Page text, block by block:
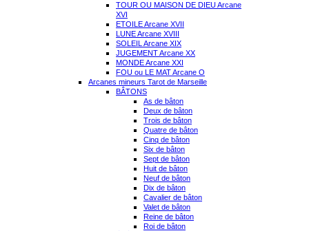
TOUR OU MAISON DE DIEU Arcane
XVI
ETOILE Arcane XVII
LUNE Arcane XVIII
SOLEIL Arcane XIX
JUGEMENT Arcane XX
MONDE Arcane XXI
FOU ou LE MAT Arcane O
Arcanes mineurs Tarot de Marseille
BÂTONS
As de bâton
Deux de bâton
Trois de bâton
Quatre de bâton
Cinq de bâton
Six de bâton
Sept de bâton
Huit de bâton
Neuf de bâton
Dix de bâton
Cavalier de bâton
Valet de bâton
Reine de bâton
Roi de bâton